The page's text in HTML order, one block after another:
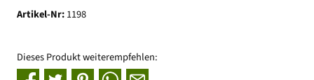
Artikel-Nr:1198
Dieses Produkt weiterempfehlen: